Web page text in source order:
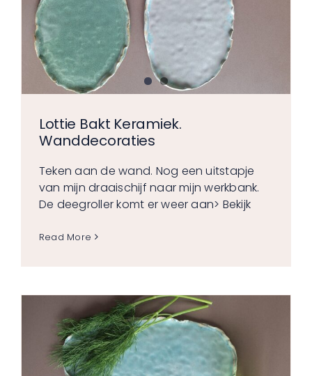
Lottie Bakt Keramiek.
Wanddecoraties
Teken aan de wand. Nog een uitstapje
van mijn draaischijf naar mijn werkbank.
De deegroller komt er weer aan> Bekijk
Read More